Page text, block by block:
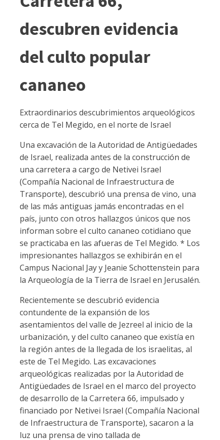
descubren evidencia
del culto popular
cananeo
Extraordinarios descubrimientos arqueológicos
cerca de Tel Megido, en el norte de Israel
Una excavación de la Autoridad de Antigüedades
de Israel, realizada antes de la construcción de
una carretera a cargo de Netivei Israel
(Compañía Nacional de Infraestructura de
Transporte), descubrió una prensa de vino, una
de las más antiguas jamás encontradas en el
país, junto con otros hallazgos únicos que nos
informan sobre el culto cananeo cotidiano que
se practicaba en las afueras de Tel Megido. * Los
impresionantes hallazgos se exhibirán en el
Campus Nacional Jay y Jeanie Schottenstein para
la Arqueología de la Tierra de Israel en Jerusalén.
Recientemente se descubrió evidencia
contundente de la expansión de los
asentamientos del valle de Jezreel al inicio de la
urbanización, y del culto cananeo que existía en
la región antes de la llegada de los israelitas, al
este de Tel Megido. Las excavaciones
arqueológicas realizadas por la Autoridad de
Antigüedades de Israel en el marco del proyecto
de desarrollo de la Carretera 66, impulsado y
financiado por Netivei Israel (Compañía Nacional
de Infraestructura de Transporte), sacaron a la
luz una prensa de vino tallada de